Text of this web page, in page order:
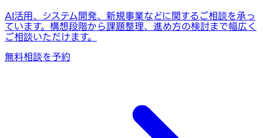
AI活用、システム開発、新規事業などに関するご相談を承っ
ています。構想段階から課題整理、進め方の検討まで幅広く
ご相談いただけます。
無料相談を予約